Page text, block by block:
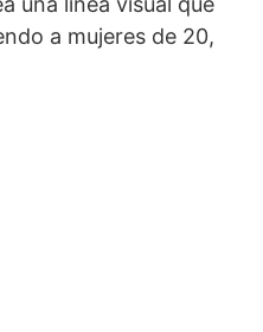
a mujeres de 20,